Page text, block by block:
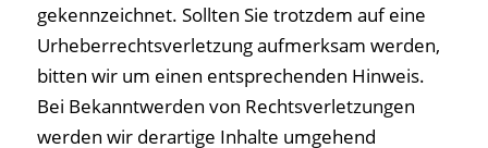
gekennzeichnet. Sollten Sie trotzdem auf eine
Urheberrechtsverletzung aufmerksam werden,
bitten wir um einen entsprechenden Hinweis.
Bei Bekanntwerden von Rechtsverletzungen
werden wir derartige Inhalte umgehend